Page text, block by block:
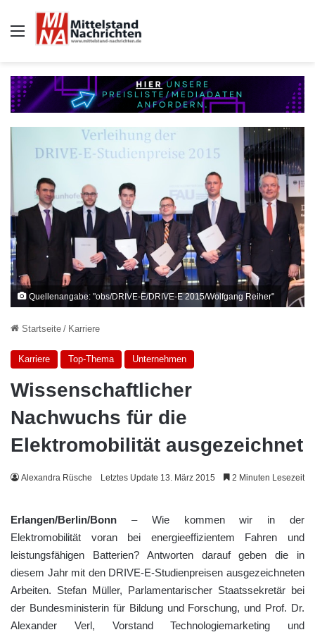
Auswahl
Quellenangabe: "obs/DRIVE-E/DRIVE-E 2015/Wolfgang Reiher"
Startseite / Karriere
Karriere Top-Thema Unternehmen
Wissenschaftlicher
Nachwuchs für die
Elektromobilität ausgezeichnet
Alexandra Rüsche Letztes Update 13. März 2015 2 Minuten Lesezeit
Erlangen/Berlin/Bonn – Wie kommen wir in der
Elektromobilität voran bei energieeffizientem Fahren und
leistungsfähigen Batterien? Antworten darauf geben die in
diesem Jahr mit den DRIVE-E-Studienpreisen ausgezeichneten
Arbeiten. Stefan Müller, Parlamentarischer Staatssekretär bei
der Bundesministerin für Bildung und Forschung, und Prof. Dr.
Alexander Verl, Vorstand Technologiemarketing und